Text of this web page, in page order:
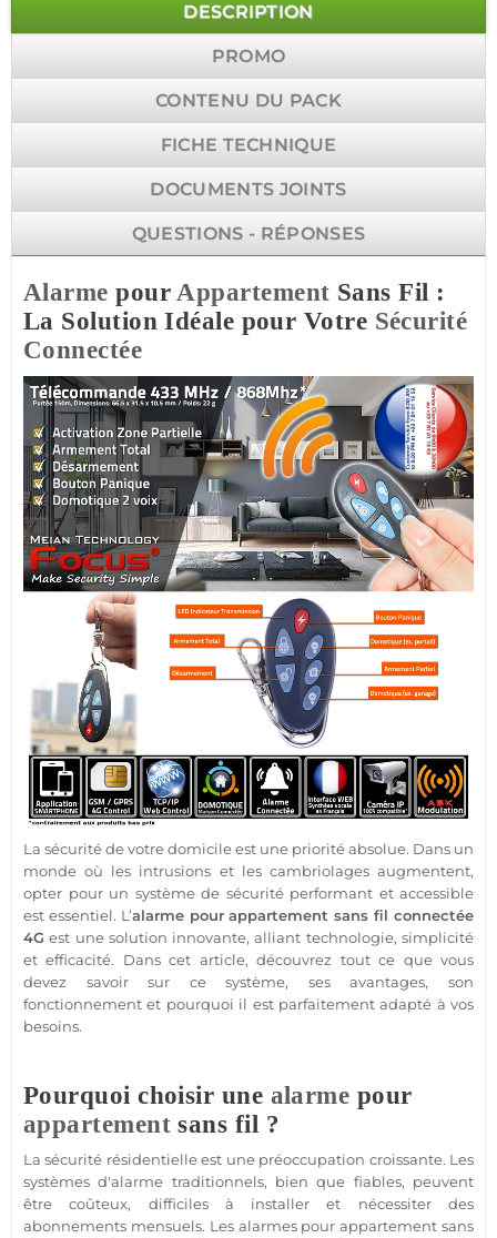
DESCRIPTION
PROMO
CONTENU DU PACK
FICHE TECHNIQUE
DOCUMENTS JOINTS
QUESTIONS - RÉPONSES
Alarme pourAppartement Sans Fil :
La Solution Idéale pour Votre Sécurité
Connectée
La sécuritéde votre domicile est une priorité absolue. Dans un
monde où les intrusions et les cambriolages augmentent,
opter pour un systèmede sécuritéperformant et accessible
est essentiel. L’alarmepourappartement sans filconnectée
4G est une solution innovante, alliant technologie, simplicité
et efficacité. Dans cet article, découvrez tout ce que vous
devez savoir sur cesystème, ses avantages, son
fonctionnement et pourquoi il est parfaitement adapté à vos
besoins.
Pourquoi choisir une alarme pour
appartementsans fil ?
Lasécurité résidentielle est une préoccupation croissante. Les
systèmes d'alarme traditionnels, bien que fiables, peuvent
être coûteux, difficiles à installer et nécessiter des
abonnements mensuels. Les alarmes pourappartement sans